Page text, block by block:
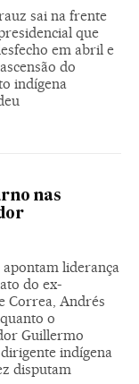
sai na frente
que
em abril e
do
indígena
nas
apontam liderança
do ex-
Correa, Andrés
o
Guillermo
indígena
disputam